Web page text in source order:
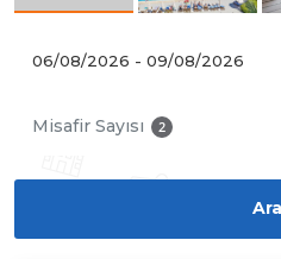
Misafir Sayısı 2